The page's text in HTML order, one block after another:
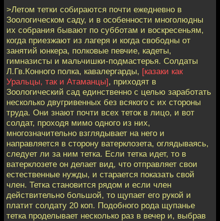
>Летом тетки собираются почти ежедневно в
Зоологическом саду, и в особенности многолюдны
их собрания бывают по субботам и воскресеньям,
когда приезжают из лагеря и когда свободны от
занятий юнкера, полковые певчие, кадеты,
гимназисты и мальчишки-подмастерья. Солдаты
Л.Гв.Конного полка, кавалергарды, [казаки как
Уральцы, так и Атаманцы], приходят в
Зоологический сад единственно с целью заработать
несколько двугривенных без всякого с их стороны
труда. Они знают почти всех теток в лицо, и вот
солдат, проходя мимо одного из них,
многозначительно взглядывает на него и
направляется в сторону ватерклозета, оглядываясь,
следует ли за ним тетка. Если тетка идет, то в
ватерклозете он делает вид, что отправляет свои
естественные нужды, и старается показать свой
член. Тетка становится рядом и если член
действительно большой, то щупает его рукой и
платит солдату 20 коп. Подобного рода щупанье
тетка проделывает несколько раз в вечер и, выбрав